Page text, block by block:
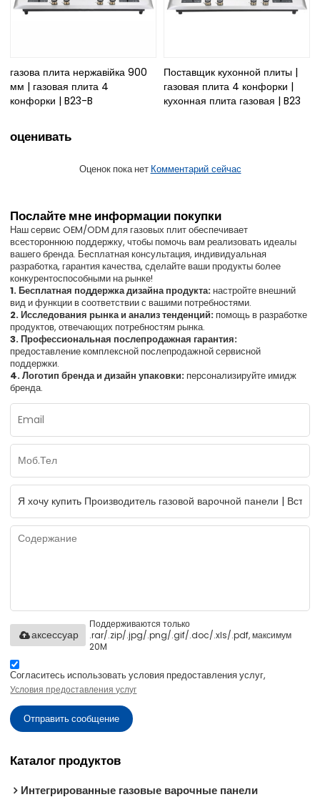
газова плита нержавійка 900
мм | газовая плита 4
конфорки | B23-B
Поставщик кухонной плиты |
газовая плита 4 конфорки |
кухонная плита газовая | B23
оценивать
Оценок пока нет Комментарий сейчас
Послайте мне информации покупки
Наш сервис OEM/ODM для газовых плит обеспечивает
всестороннюю поддержку, чтобы помочь вам реализовать идеалы
вашего бренда. Бесплатная консультация, индивидуальная
разработка, гарантия качества, сделайте ваши продукты более
конкурентоспособными на рынке!
1. Бесплатная поддержка дизайна продукта: настройте внешний
вид и функции в соответствии с вашими потребностями.
2. Исследования рынка и анализ тенденций: помощь в разработке
продуктов, отвечающих потребностям рынка.
3. Профессиональная послепродажная гарантия:
предоставление комплексной послепродажной сервисной
поддержки.
4. Логотип бренда и дизайн упаковки: персонализируйте имидж
бренда.
Поддерживаются только
.rar/.zip/.jpg/.png/.gif/.doc/.xls/.pdf, максимум
20M
аксессуар
Согласитесь использовать условия предоставления услуг,
Условия предоставления услуг
Отправить сообщение
Каталог продуктов
Интегрированные газовые варочные панели